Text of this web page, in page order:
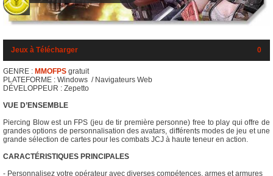
Jeux à Télécharger 0
GENRE : MMOFPS gratuit
PLATEFORME : Windows / Navigateurs Web
DÉVELOPPEUR : Zepetto
VUE D’ENSEMBLE
Piercing Blow est un FPS (jeu de tir première personne) free to play qui offre de
grandes options de personnalisation des avatars, différents modes de jeu et une
grande sélection de cartes pour les combats JCJ à haute teneur en action.
CARACTÉRISTIQUES PRINCIPALES
- Personnalisez votre opérateur avec diverses compétences, armes et armures